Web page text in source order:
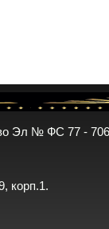
Эл № ФС 77 -
корп.1.